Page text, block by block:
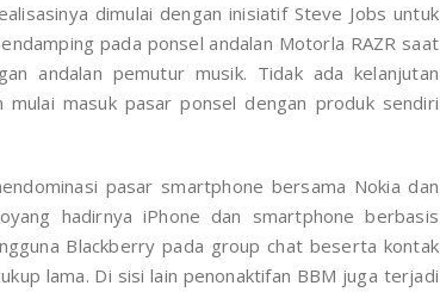
dimulai dengan inisiatif Steve Jobs untuk
pada ponsel andalan Motorla RAZR saat
andalan pemutur musik. Tidak ada kelanjutan
masuk pasar ponsel dengan produk sendiri
pasar smartphone bersama Nokia dan
hadirnya iPhone dan smartphone berbasis
Blackberry pada group chat beserta kontak
lama. Di sisi lain penonaktifan BBM juga terjadi